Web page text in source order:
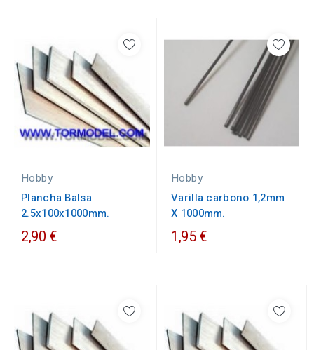
Hobby
Plancha Balsa
2.5x100x1000mm.
2,90 €
Hobby
Varilla carbono 1,2mm
X 1000mm.
1,95 €